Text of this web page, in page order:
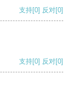
支持[0] 反对[0]
支持[0] 反对[0]